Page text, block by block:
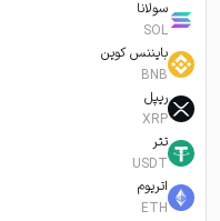
سولانا
SOL
بایننس کوین
BNB
ریپل
XRP
تتر
USDT
اتریوم
ETH